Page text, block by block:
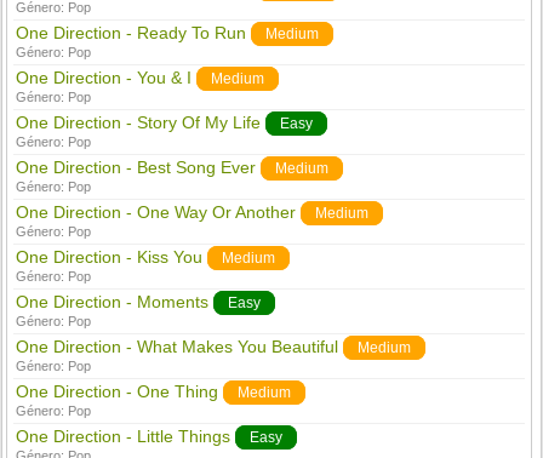
Género: Pop
One Direction - Ready To Run Medium
Género: Pop
One Direction - You & I Medium
Género: Pop
One Direction - Story Of My Life Easy
Género: Pop
One Direction - Best Song Ever Medium
Género: Pop
One Direction - One Way Or Another Medium
Género: Pop
One Direction - Kiss You Medium
Género: Pop
One Direction - Moments Easy
Género: Pop
One Direction - What Makes You Beautiful Medium
Género: Pop
One Direction - One Thing Medium
Género: Pop
One Direction - Little Things Easy